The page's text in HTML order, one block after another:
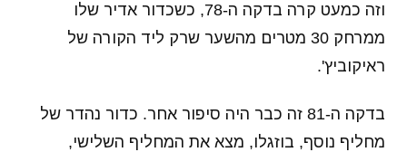
וזה כמעט קרה בדקה ה-78, כשכדור אדיר שלו
ממרחק 30 מטרים מהשער שרק ליד הקורה של
ראיקוביץ'.
בדקה ה-81 זה כבר היה סיפור אחר. כדור נהדר של
מחליף נוסף, בוזגלו, מצא את המחליף השלישי,